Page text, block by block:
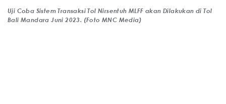
Uji Coba Sistem Transaksi Tol Nirsentuh MLFF akan Dilakukan di Tol
Bali Mandara Juni 2023. (Foto MNC Media)